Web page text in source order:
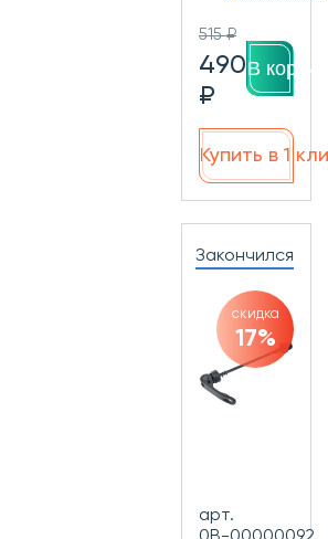
515 ₽
490
₽
В
Купить в 1
Закончился
скидка
17%
арт.